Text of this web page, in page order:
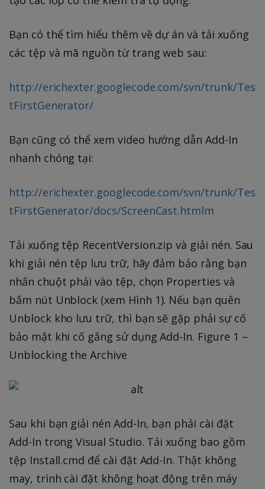
Bạn có thể tìm hiểu thêm về dự án và tải xuống
các tệp và mã nguồn từ trang web sau:
http://erichexter.googlecode.com/svn/trunk/Tes
tFirstGenerator/
Bạn cũng có thể xem video hướng dẫn Add-In
nhanh chóng tại:
http://erichexter.googlecode.com/svn/trunk/Tes
tFirstGenerator/docs/ScreenCast.htmlm
Tải xuống tệp RecentVersion.zip và giải nén. Sau
khi giải nén tệp lưu trữ, hãy đảm bảo rằng bạn
nhấn chuột phải vào tệp, chọn Properties và
bấm nút Unblock (xem Hình 1). Nếu bạn quên
Unblock kho lưu trữ, thì bạn sẽ gặp phải sự cố
bảo mật khi cố gắng sử dụng Add-In. Figure 1 –
Unblocking the Archive
Sau khi bạn giải nén Add-In, bạn phải cài đặt
Add-In trong Visual Studio. Tải xuống bao gồm
tệp Install.cmd để cài đặt Add-In. Thật không
may, trình cài đặt không hoạt động trên máy